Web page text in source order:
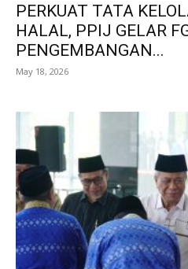
PERKUAT TATA
HALAL, PPIJ GELAR
PENGEMBANGAN...
May 18, 2026